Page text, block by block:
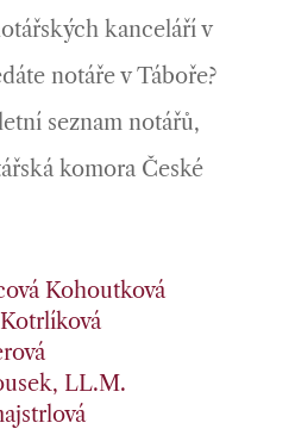
kanceláří v
notáře v Táboře?
seznam notářů,
komora České
Kohoutková
LL.M.